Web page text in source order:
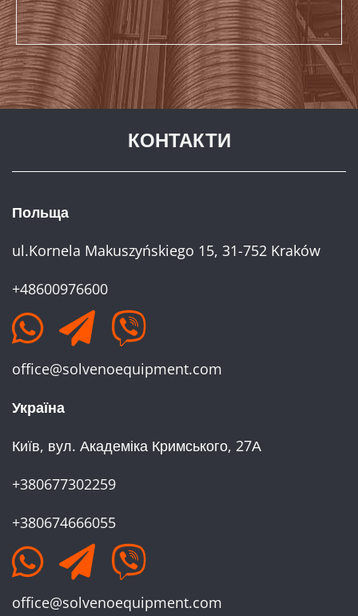
КОНТАКТИ
Польща
ul.Kornela Makuszyńskiego 15, 31-752 Kraków
+48600976600
office@solvenoequipment.com
Україна
Київ, вул. Академіка Кримського, 27А
+380677302259
+380674666055
office@solvenoequipment.com